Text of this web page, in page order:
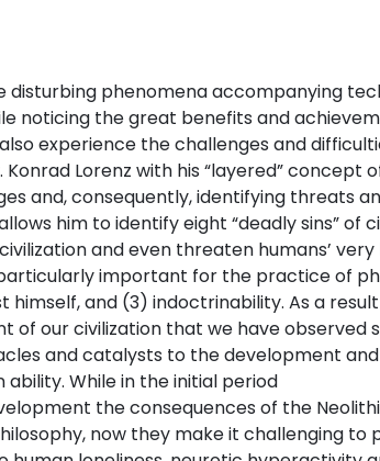
disturbing phenomena accompanying
noticing the great benefits and
experience the challenges and
Lorenz with his “layered” concept
and, consequently, identifying threats
him to identify eight “deadly sins” of
and even threaten humans’ very
important for the practice of
himself, and (3) indoctrinability. As a
of our civilization that we have observed
and catalysts to the development
While in the initial period
the consequences of the
now they make it challenging to